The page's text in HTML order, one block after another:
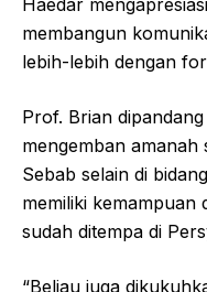
membangun
lebih-lebih dengan
Prof. Brian
mengemban amanah
Sebab selain di
memiliki kemampuan
sudah ditempa di
“Beliau juga